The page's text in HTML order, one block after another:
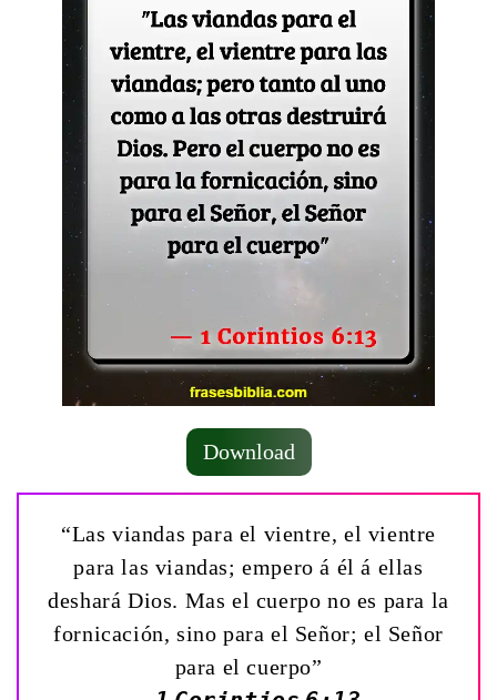
Download
“Las viandas para el vientre, el vientre
para las viandas; empero á él á ellas
deshará Dios. Mas el cuerpo no es para la
fornicación, sino para el Señor; el Señor
para el cuerpo”